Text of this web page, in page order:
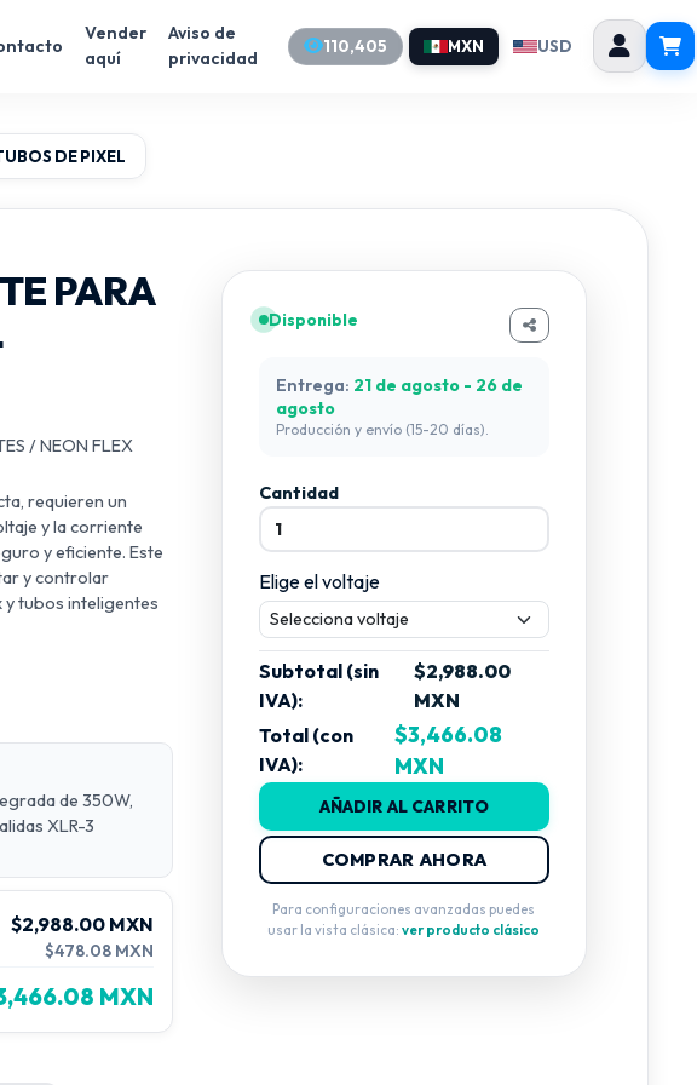
Vender
aquí
Aviso de
privacidad
110,405 MXN USD
DE PIXEL
PARA
/ NEON FLEX
requieren un
y la corriente
y eficiente. Este
y controlar
y tubos inteligentes
el amperaje se
de 350W,
XLR-3
$2,988.00 MXN
$478.08 MXN
MXN
Disponible
Entrega: 21 de agosto - 26 de
agosto
Producción y envío (15-20 días).
Cantidad
Elige el voltaje
Subtotal (sin
IVA):
$2,988.00
MXN
Total (con
IVA):
$3,466.08
MXN
AÑADIR AL CARRITO
COMPRAR AHORA
Para configuraciones avanzadas puedes
usar la vista clásica:ver producto clásico